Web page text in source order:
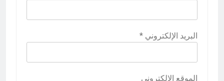
البريد الإلكتروني *
الموقع الإلكتروني